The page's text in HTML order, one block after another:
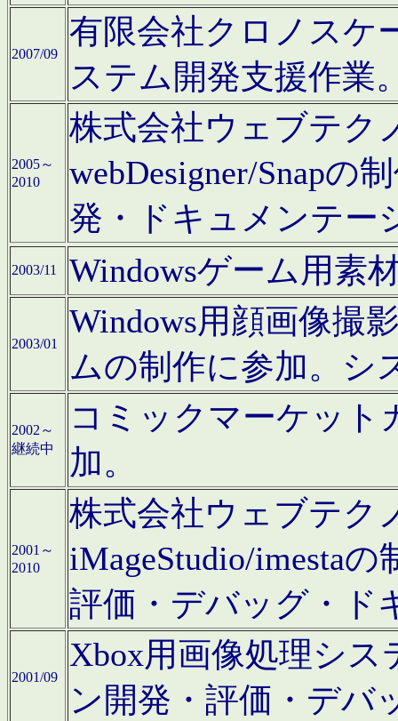
2007/09
有限会社クロノスケ
ステム開発支援作業
2005～
2010
株式会社ウェブテク
webDesigner/Snapの
発・ドキュメンテー
2003/11 Windowsゲーム用素
2003/01
Windows用顔画像撮
ムの制作に参加。シ
2002～
継続中
コミックマーケット
加。
2001～
2010
株式会社ウェブテク
iMageStudio/imesta
評価・デバッグ・ド
2001/09
Xbox用画像処理シ
ン開発・評価・デバ